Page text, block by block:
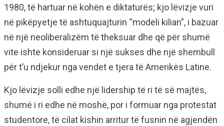
1980, të hartuar në kohën e diktaturës; kjo lëvizje vuri
në pikëpyetje të ashtuquajturin “modeli kilian”, i bazuar
në një neoliberalizëm të theksuar dhe që për shumë
vite ishte konsideruar si një sukses dhe një shembull
për t’u ndjekur nga vendet e tjera të Amerikës Latine.
Kjo lëvizje solli edhe një lidership të ri të së majtës,
shumë i ri edhe në moshë, por i formuar nga protestat
studentore, të cilat kishin arritur të fusnin në agjendën